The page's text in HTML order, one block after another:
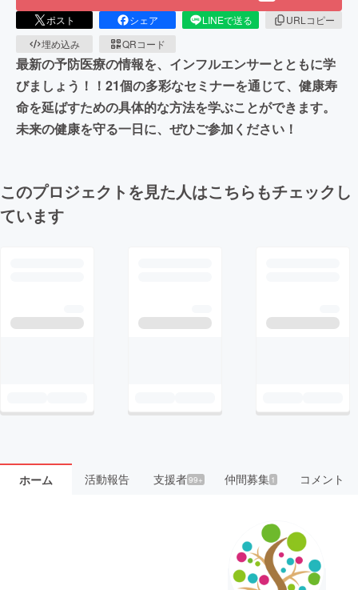
ポスト シェア LINEで送る
URLコピー
埋め込み
QRコード
最新の予防医療の情報を、インフルエンサーとともに学
びましょう！！21個の多彩なセミナーを通じて、健康寿
命を延ばすための具体的な方法を学ぶことができます。
未来の健康を守る一日に、ぜひご参加ください！
このプロジェクトを見た人はこちらもチェックし
ています
ホーム 活動報告 支援者99+ 仲間募集 1 コメント